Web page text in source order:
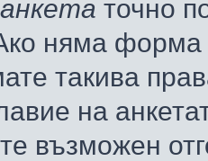
точно
няма форма
такива
на
възможен